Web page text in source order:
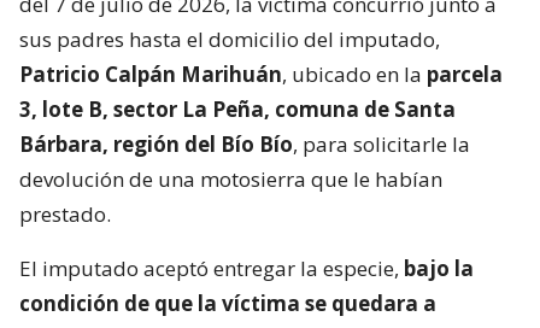
sus padres hasta el domicilio del imputado,
Patricio Calpán Marihuán, ubicado en la parcela
3, lote B, sector La Peña, comuna de Santa
Bárbara, región del Bío Bío, para solicitarle la
devolución de una motosierra que le habían
prestado.
El imputado aceptó entregar la especie, bajo la
condición de que la víctima se quedara a